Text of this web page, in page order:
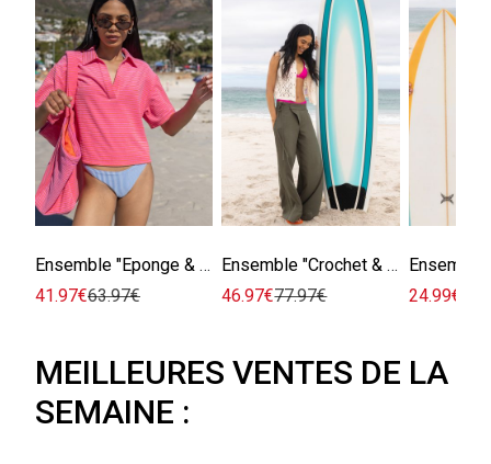
Ensemble "Éponge & Rayures"
41.97€63.97€
Ensemble "Crochet & Pantalon"
46.97€77.97€ 24.99€
MEILLEURES VENTES DE LA
SEMAINE :